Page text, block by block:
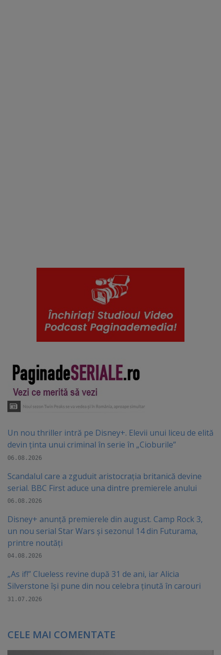
Un nou thriller intră pe Disney+. Elevii unui liceu de elită
devin ținta unui criminal în serie în „Cioburile”
06.08.2026
Scandalul care a zguduit aristocrația britanică devine
serial. BBC First aduce una dintre premierele anului
06.08.2026
Disney+ anunță premierele din august. Camp Rock 3,
un nou serial Star Wars și sezonul 14 din Futurama,
printre noutăți
04.08.2026
„As if!” Clueless revine după 31 de ani, iar Alicia
Silverstone își pune din nou celebra ținută în carouri
31.07.2026
CELE MAI COMENTATE